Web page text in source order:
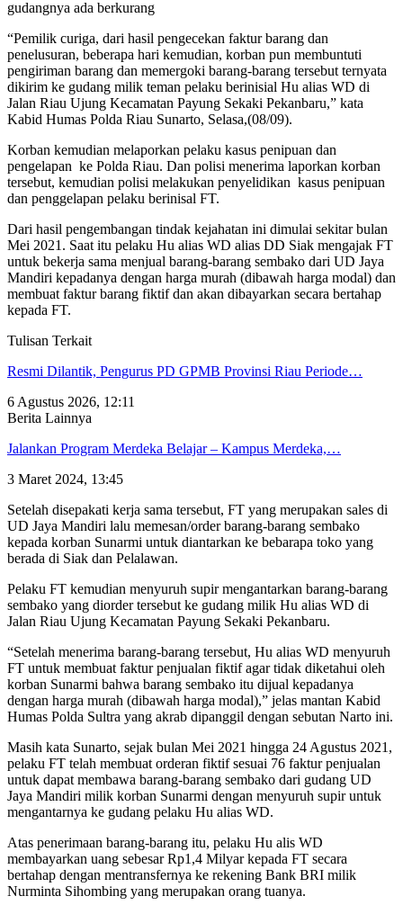
gudangnya ada berkurang
“Pemilik curiga, dari hasil pengecekan faktur barang dan
penelusuran, beberapa hari kemudian, korban pun membuntuti
pengiriman barang dan memergoki barang-barang tersebut ternyata
dikirim ke gudang milik teman pelaku berinisial Hu alias WD di
Jalan Riau Ujung Kecamatan Payung Sekaki Pekanbaru,” kata
Kabid Humas Polda Riau Sunarto, Selasa,(08/09).
Korban kemudian melaporkan pelaku kasus penipuan dan
pengelapan ke Polda Riau. Dan polisi menerima laporkan korban
tersebut, kemudian polisi melakukan penyelidikan kasus penipuan
dan penggelapan pelaku berinisal FT.
Dari hasil pengembangan tindak kejahatan ini dimulai sekitar bulan
Mei 2021. Saat itu pelaku Hu alias WD alias DD Siak mengajak FT
untuk bekerja sama menjual barang-barang sembako dari UD Jaya
Mandiri kepadanya dengan harga murah (dibawah harga modal) dan
membuat faktur barang fiktif dan akan dibayarkan secara bertahap
kepada FT.
Tulisan Terkait
Resmi Dilantik, Pengurus PD GPMB Provinsi Riau Periode…
6 Agustus 2026, 12:11
Berita Lainnya
Jalankan Program Merdeka Belajar – Kampus Merdeka,…
3 Maret 2024, 13:45
Setelah disepakati kerja sama tersebut, FT yang merupakan sales di
UD Jaya Mandiri lalu memesan/order barang-barang sembako
kepada korban Sunarmi untuk diantarkan ke bebarapa toko yang
berada di Siak dan Pelalawan.
Pelaku FT kemudian menyuruh supir mengantarkan barang-barang
sembako yang diorder tersebut ke gudang milik Hu alias WD di
Jalan Riau Ujung Kecamatan Payung Sekaki Pekanbaru.
“Setelah menerima barang-barang tersebut, Hu alias WD menyuruh
FT untuk membuat faktur penjualan fiktif agar tidak diketahui oleh
korban Sunarmi bahwa barang sembako itu dijual kepadanya
dengan harga murah (dibawah harga modal),” jelas mantan Kabid
Humas Polda Sultra yang akrab dipanggil dengan sebutan Narto ini.
Masih kata Sunarto, sejak bulan Mei 2021 hingga 24 Agustus 2021,
pelaku FT telah membuat orderan fiktif sesuai 76 faktur penjualan
untuk dapat membawa barang-barang sembako dari gudang UD
Jaya Mandiri milik korban Sunarmi dengan menyuruh supir untuk
mengantarnya ke gudang pelaku Hu alias WD.
Atas penerimaan barang-barang itu, pelaku Hu alis WD
membayarkan uang sebesar Rp1,4 Milyar kepada FT secara
bertahap dengan mentransfernya ke rekening Bank BRI milik
Nurminta Sihombing yang merupakan orang tuanya.